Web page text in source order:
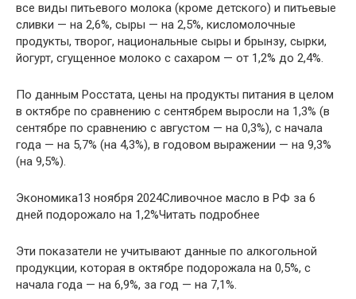
все виды питьевого молока (кроме детского) и питьевые
сливки — на 2,6%, сыры — на 2,5%, кисломолочные
продукты, творог, национальные сыры и брынзу, сырки,
йогурт, сгущенное молоко с сахаром — от 1,2% до 2,4%.
По данным Росстата, цены на продукты питания в целом
в октябре по сравнению с сентябрем выросли на 1,3% (в
сентябре по сравнению с августом — на 0,3%), с начала
года — на 5,7% (на 4,3%), в годовом выражении — на 9,3%
(на 9,5%).
Экономика13 ноября 2024Сливочное масло в РФ за 6
дней подорожало на 1,2%Читать подробнее
Эти показатели не учитывают данные по алкогольной
продукции, которая в октябре подорожала на 0,5%, с
начала года — на 6,9%, за год — на 7,1%.